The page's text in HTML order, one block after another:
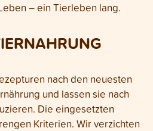
– ein Tierleben lang.
nach den neuesten
und lassen sie nach
Die eingesetzten
Kriterien. Wir verzichten